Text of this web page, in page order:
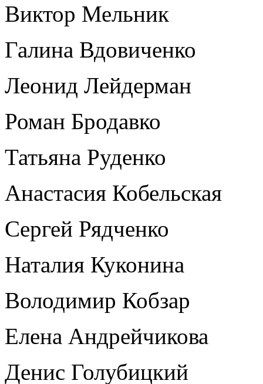
Виктор Мельник
Галина Вдовиченко
Леонид Лейдерман
Роман Бродавко
Татьяна Руденко
Анастасия Кобельская
Сергей Рядченко
Наталия Куконина
Володимир Кобзар
Елена Андрейчикова
Денис Голубицкий